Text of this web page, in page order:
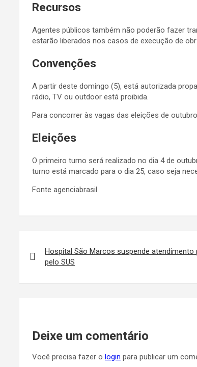
Recursos
Agentes públicos também não poderão fazer
estarão liberados nos casos de execução de
Convenções
A partir deste domingo (5), está autorizada
rádio, TV ou outdoor está proibida.
Para concorrer às vagas das eleições de
Eleições
O primeiro turno será realizado no dia 4 de
turno está marcado para o dia 25, caso seja
Fonte agenciabrasil
de
Hospital São Marcos suspende
pelo SUS
Deixe um comentário
Você precisa fazer o login para publicar um